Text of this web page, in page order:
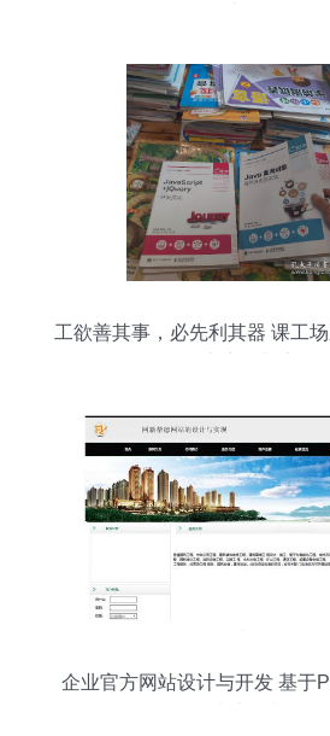
工欲善其事，必先利其器 课工
企业官方网站设计与开发 基于